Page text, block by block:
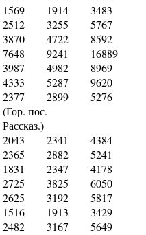
1569 1914
3483
2512 3255
5767
3870 4722
8592
7648 9241
16889
3987 4982
8969
4333 5287
9620
2377 2899
5276
(Гор. пос.
Рассказ.)
2043 2341
4384
2365 2882
5241
1831 2347
4178
2725 3825
6050
2625 3192
5817
1516 1913
3429
2482 3167
5649